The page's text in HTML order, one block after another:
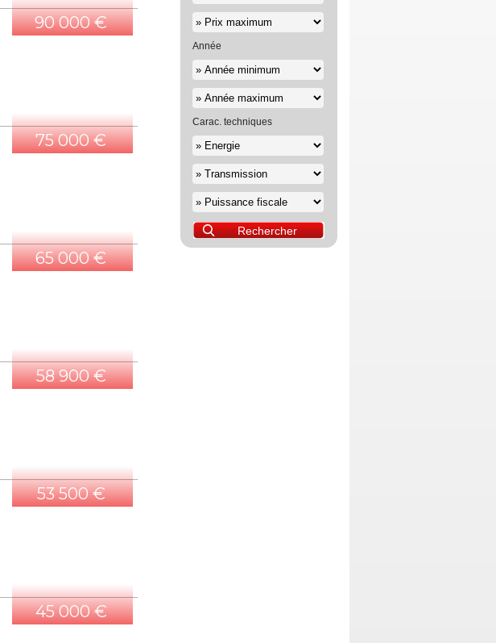
90 000 €
75 000 €
65 000 €
58 900 €
53 500 €
45 000 €
Année
Carac. techniques